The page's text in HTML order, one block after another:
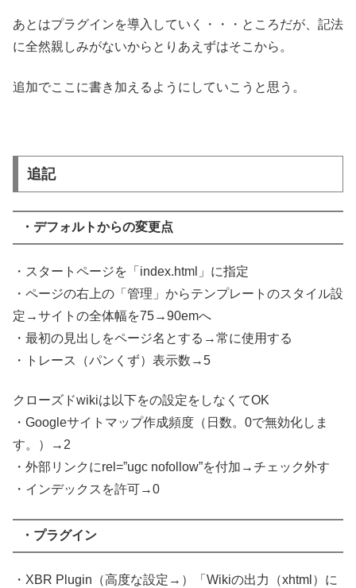
あとはプラグインを導入していく・・・ところだが、記法
に全然親しみがないからとりあえずはそこから。
追加でここに書き加えるようにしていこうと思う。
追記
・デフォルトからの変更点
・スタートページを「index.html」に指定
・ページの右上の「管理」からテンプレートのスタイル設
定→サイトの全体幅を75→90emへ
・最初の見出しをページ名とする→常に使用する
・トレース（パンくず）表示数→5
クローズドwikiは以下をの設定をしなくてOK
・Googleサイトマップ作成頻度（日数。0で無効化しま
す。）→2
・外部リンクにrel=”ugc nofollow”を付加→チェック外す
・インデックスを許可→0
・プラグイン
・XBR Plugin（高度な設定→）「Wikiの出力（xhtml）に